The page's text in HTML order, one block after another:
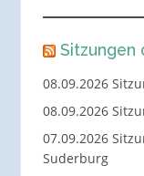
Sitzungen
08.09.2026
08.09.2026
07.09.2026
Suderburg